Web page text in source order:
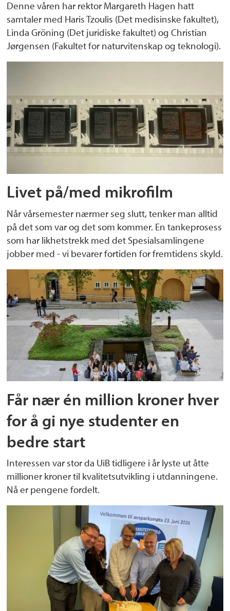
Denne våren har rektor Margareth Hagen hatt
samtaler med Haris Tzoulis (Det medisinske fakultet),
Linda Gröning (Det juridiske fakultet) og Christian
Jørgensen (Fakultet for naturvitenskap og teknologi).
Livet på/med mikrofilm
Når vårsemester nærmer seg slutt, tenker man alltid
på det som var og det som kommer. En tankeprosess
som har likhetstrekk med det Spesialsamlingene
jobber med - vi bevarer fortiden for fremtidens skyld.
Får nær én million kroner hver
for å gi nye studenter en
bedre start
Interessen var stor da UiB tidligere i år lyste ut åtte
millioner kroner til kvalitetsutvikling i utdanningene.
Nå er pengene fordelt.